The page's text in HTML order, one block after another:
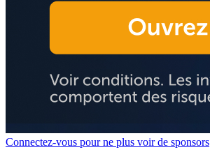
Connectez-vous pour ne plus voir de sponsors